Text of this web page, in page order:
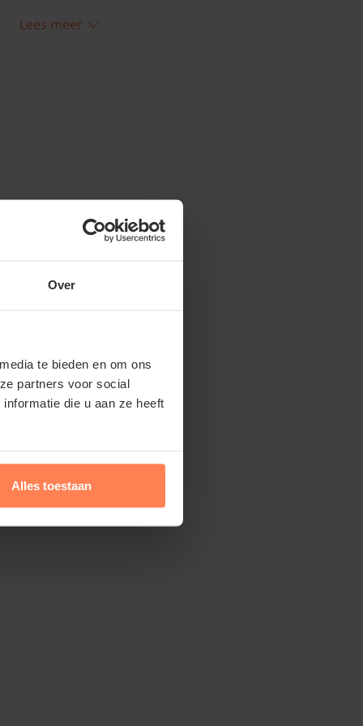
Over
te bieden en om ons
partners voor social
die u aan ze heeft
Alles toestaan
niet in de winter. Let op dat deze
Lees meer